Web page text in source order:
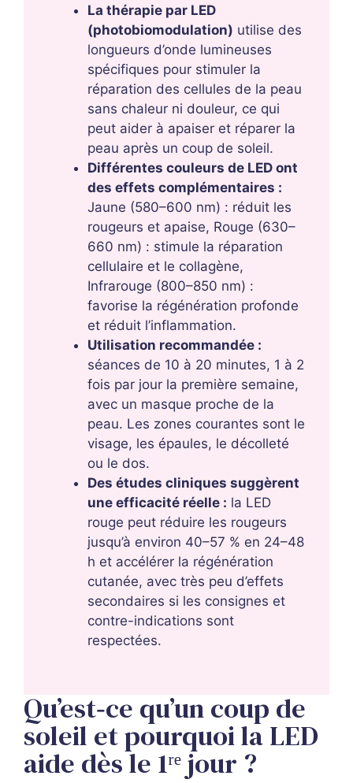
La thérapie par LED
(photobiomodulation) utilise des
longueurs d’onde lumineuses
spécifiques pour stimuler la
réparation des cellules de la peau
sans chaleur ni douleur, ce qui
peut aider à apaiser et réparer la
peau après un coup de soleil.
Différentes couleurs de LED ont
des effets complémentaires :
Jaune (580–600 nm) : réduit les
rougeurs et apaise, Rouge (630–
660 nm) : stimule la réparation
cellulaire et le collagène,
Infrarouge (800–850 nm) :
favorise la régénération profonde
et réduit l’inflammation.
Utilisation recommandée :
séances de 10 à 20 minutes, 1 à 2
fois par jour la première semaine,
avec un masque proche de la
peau. Les zones courantes sont le
visage, les épaules, le décolleté
ou le dos.
Des études cliniques suggèrent
une efficacité réelle : la LED
rouge peut réduire les rougeurs
jusqu’à environ 40–57 % en 24–48
h et accélérer la régénération
cutanée, avec très peu d’effets
secondaires si les consignes et
contre-indications sont
respectées.
Qu’est‑ce qu’un coup de
soleil et pourquoi la LED
aide dès le 1ʳᵉ jour ?